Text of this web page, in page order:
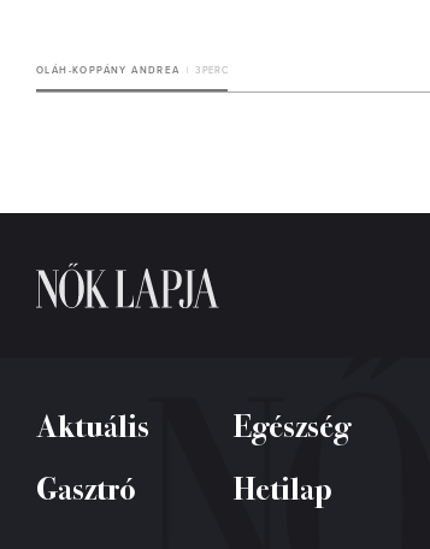
OLÁH-KOPPÁNY ANDREA 3 PERC
Aktuális Egészség
Gasztró
Hetilap